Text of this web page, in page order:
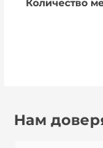
Количество
Нам